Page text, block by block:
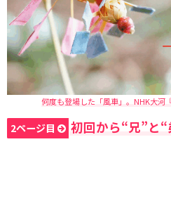
何度も登場した「風車」。NHK大河
2ページ目 初回から“兄”と